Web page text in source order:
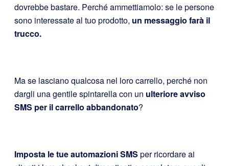
dovrebbe bastare. Perché ammettiamolo: se le persone
sono interessate al tuo prodotto, un messaggio farà il
trucco.
Ma se lasciano qualcosa nel loro carrello, perché non
dargli una gentile spintarella con un ulteriore avviso
SMS per il carrello abbandonato?
Imposta le tue automazioni SMS per ricordare ai